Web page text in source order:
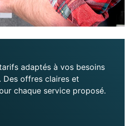
adaptés à vos besoins
offres claires et
chaque service proposé.